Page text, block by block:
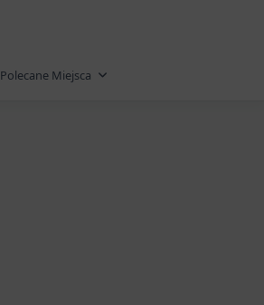
Polecane Miejsca